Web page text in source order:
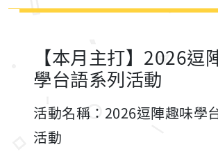
【本月主打】2026逗
學台語系列活動
活動名稱：2026逗陣趣味學
活動